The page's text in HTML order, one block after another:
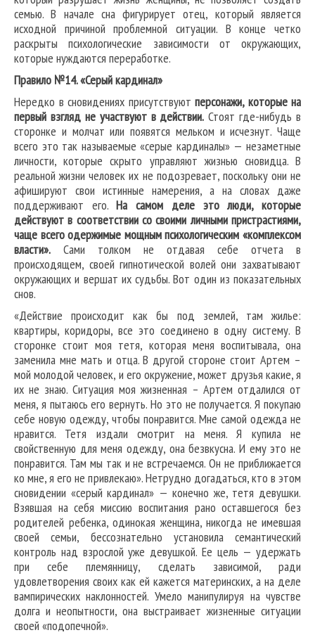
семью. В начале сна фигурирует отец, который является
исходной причиной проблемной ситуации. В конце четко
раскрыты психологические зависимости от окружающих,
которые нуждаются переработке.
Правило №14. «Серый кардинал»
Нередко в сновидениях присутствуют персонажи, которые на
первый взгляд не участвуют в действии. Стоят где-нибудь в
сторонке и молчат или появятся мельком и исчезнут. Чаще
всего это так называемые «серые кардиналы» — незаметные
личности, которые скрыто управляют жизнью сновидца. В
реальной жизни человек их не подозревает, поскольку они не
афишируют свои истинные намерения, а на словах даже
поддерживают его.На самом деле это люди, которые
действуют в соответствии со своими личными пристрастиями,
чаще всего одержимые мощным психологическим «комплексом
власти». Сами толком не отдавая себе отчета в
происходящем, своей гипнотической волей они захватывают
окружающих и вершат их судьбы. Вот один из показательных
снов.
«Действие происходит как бы под землей, там жилье:
квартиры, коридоры, все это соединено в одну систему. В
сторонке стоит моя тетя, которая меня воспитывала, она
заменила мне мать и отца. В другой стороне стоит Артем –
мой молодой человек, и его окружение, может друзья какие, я
их не знаю. Ситуация моя жизненная – Артем отдалился от
меня, я пытаюсь его вернуть. Но это не получается. Я покупаю
себе новую одежду, чтобы понравится. Мне самой одежда не
нравится. Тетя издали смотрит на меня. Я купила не
свойственную для меня одежду, она безвкусна. И ему это не
понравится. Там мы так и не встречаемся. Он не приближается
ко мне, я его не привлекаю». Нетрудно догадаться, кто в этом
сновидении «серый кардинал» — конечно же, тетя девушки.
Взявшая на себя миссию воспитания рано оставшегося без
родителей ребенка, одинокая женщина, никогда не имевшая
своей семьи, бессознательно установила семантический
контроль над взрослой уже девушкой. Ее цель — удержать
при себе племянницу, сделать зависимой, ради
удовлетворения своих как ей кажется материнских, а на деле
вампирических наклонностей. Умело манипулируя на чувстве
долга и неопытности, она выстраивает жизненные ситуации
своей «подопечной».